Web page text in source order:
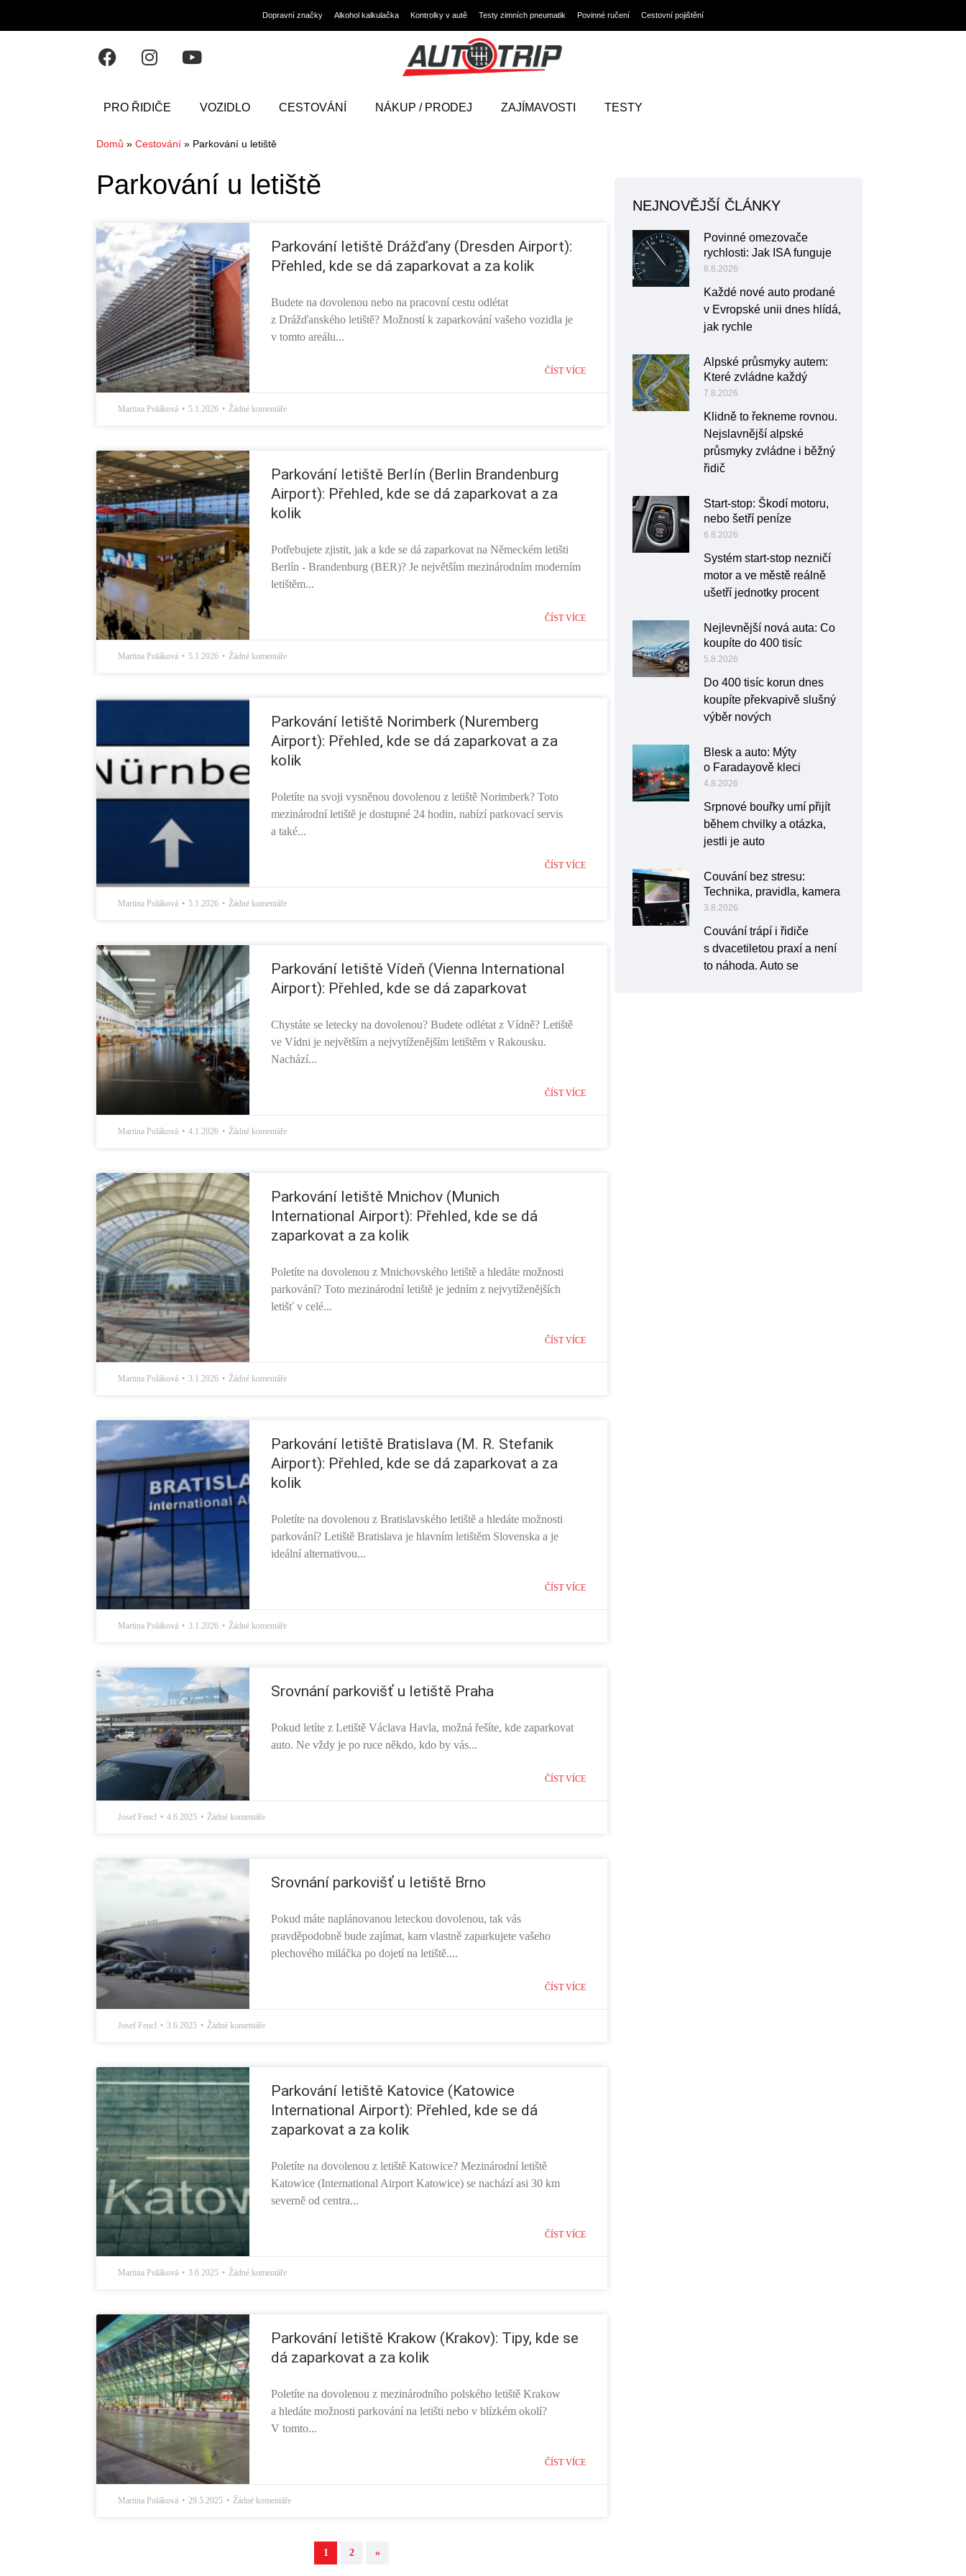
Dopravní značky Alkohol kalkulačka Kontrolky v autě Testy zimních pneumatik Povinné ručení Cestovní pojištění
PRO ŘIDIČE VOZIDLO CESTOVÁNÍ NÁKUP / PRODEJ ZAJÍMAVOSTI TESTY
Domů » Cestování » Parkování u letiště
Parkování u letiště
Parkování letiště Drážďany (Dresden Airport):
Přehled, kde se dá zaparkovat a za kolik
Budete na dovolenou nebo na pracovní cestu odlétat
z Drážďanského letiště? Možností k zaparkování vašeho vozidla je
v tomto areálu...
ČÍST VÍCE
Martina Poláková 5.1.2026 Žádné komentáře
Parkování letiště Berlín (Berlin Brandenburg
Airport): Přehled, kde se dá zaparkovat a za
kolik
Potřebujete zjistit, jak a kde se dá zaparkovat na Německém letišti
Berlín - Brandenburg (BER)? Je největším mezinárodním moderním
letištěm...
ČÍST VÍCE
Martina Poláková 5.1.2026 Žádné komentáře
Parkování letiště Norimberk (Nuremberg
Airport): Přehled, kde se dá zaparkovat a za
kolik
Poletíte na svoji vysněnou dovolenou z letiště Norimberk? Toto
mezinárodní letiště je dostupné 24 hodin, nabízí parkovací servis
a také...
ČÍST VÍCE
Martina Poláková 5.1.2026 Žádné komentáře
Parkování letiště Vídeň (Vienna International
Airport): Přehled, kde se dá zaparkovat
Chystáte se letecky na dovolenou? Budete odlétat z Vídně? Letiště
ve Vídni je největším a nejvytíženějším letištěm v Rakousku.
Nachází...
ČÍST VÍCE
Martina Poláková 4.1.2026 Žádné komentáře
Parkování letiště Mnichov (Munich
International Airport): Přehled, kde se dá
zaparkovat a za kolik
Poletíte na dovolenou z Mnichovského letiště a hledáte možnosti
parkování? Toto mezinárodní letiště je jedním z nejvytíženějších
letišť v celé...
ČÍST VÍCE
Martina Poláková 3.1.2026 Žádné komentáře
Parkování letiště Bratislava (M. R. Stefanik
Airport): Přehled, kde se dá zaparkovat a za
kolik
Poletíte na dovolenou z Bratislavského letiště a hledáte možnosti
parkování? Letiště Bratislava je hlavním letištěm Slovenska a je
ideální alternativou...
ČÍST VÍCE
Martina Poláková 3.1.2026 Žádné komentáře
Srovnání parkovišť u letiště Praha
Pokud letíte z Letiště Václava Havla, možná řešíte, kde zaparkovat
auto. Ne vždy je po ruce někdo, kdo by vás...
ČÍST VÍCE
Josef Fencl 4.6.2025 Žádné komentáře
Srovnání parkovišť u letiště Brno
Pokud máte naplánovanou leteckou dovolenou, tak vás
pravděpodobně bude zajímat, kam vlastně zaparkujete vašeho
plechového miláčka po dojetí na letiště....
ČÍST VÍCE
Josef Fencl 3.6.2025 Žádné komentáře
Parkování letiště Katovice (Katowice
International Airport): Přehled, kde se dá
zaparkovat a za kolik
Poletíte na dovolenou z letiště Katowice? Mezinárodní letiště
Katowice (International Airport Katowice) se nachází asi 30 km
severně od centra...
ČÍST VÍCE
Martina Poláková 3.6.2025 Žádné komentáře
Parkování letiště Krakow (Krakov): Tipy, kde se
dá zaparkovat a za kolik
Poletíte na dovolenou z mezinárodního polského letiště Krakow
a hledáte možnosti parkování na letišti nebo v blízkém okolí?
V tomto...
ČÍST VÍCE
Martina Poláková 29.5.2025 Žádné komentáře
1 2 »
NEJNOVĚJŠÍ ČLÁNKY
Povinné omezovače
rychlosti: Jak ISA funguje
8.8.2026
Každé nové auto prodané
v Evropské unii dnes hlídá,
jak rychle
Alpské průsmyky autem:
Které zvládne každý
7.8.2026
Klidně to řekneme rovnou.
Nejslavnější alpské
průsmyky zvládne i běžný
řidič
Start-stop: Škodí motoru,
nebo šetří peníze
6.8.2026
Systém start-stop nezničí
motor a ve městě reálně
ušetří jednotky procent
Nejlevnější nová auta: Co
koupíte do 400 tisíc
5.8.2026
Do 400 tisíc korun dnes
koupíte překvapivě slušný
výběr nových
Blesk a auto: Mýty
o Faradayově kleci
4.8.2026
Srpnové bouřky umí přijít
během chvilky a otázka,
jestli je auto
Couvání bez stresu:
Technika, pravidla, kamera
3.8.2026
Couvání trápí i řidiče
s dvacetiletou praxí a není
to náhoda. Auto se